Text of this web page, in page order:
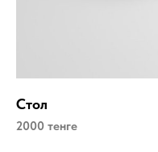
Стол
2000 тенге